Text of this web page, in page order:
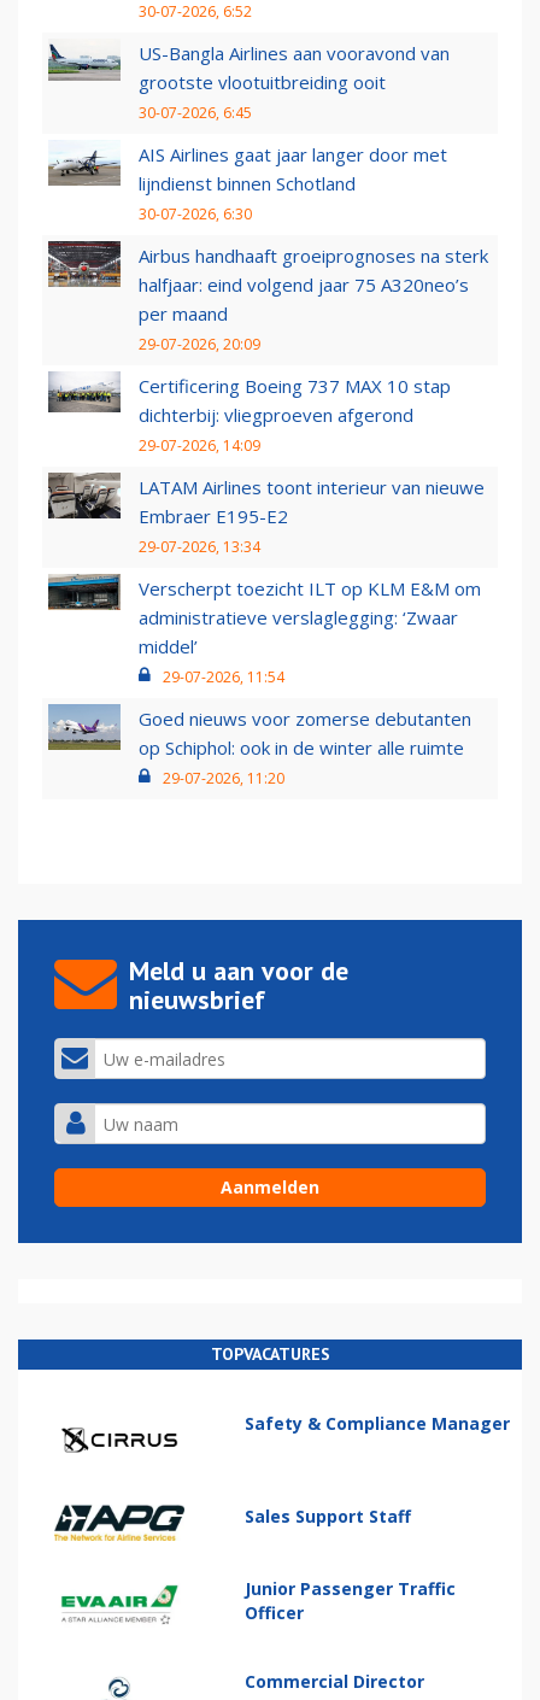
30-07-2026, 6:52
US-Bangla Airlines aan vooravond van
grootste vlootuitbreiding ooit
30-07-2026, 6:45
AIS Airlines gaat jaar langer door met
lijndienst binnen Schotland
30-07-2026, 6:30
Airbus handhaaft groeiprognoses na sterk
halfjaar: eind volgend jaar 75 A320neo’s
per maand
29-07-2026, 20:09
Certificering Boeing 737 MAX 10 stap
dichterbij: vliegproeven afgerond
29-07-2026, 14:09
LATAM Airlines toont interieur van nieuwe
Embraer E195-E2
29-07-2026, 13:34
Verscherpt toezicht ILT op KLM E&M om
administratieve verslaglegging: ‘Zwaar
middel’
29-07-2026, 11:54
Goed nieuws voor zomerse debutanten
op Schiphol: ook in de winter alle ruimte
29-07-2026, 11:20
Meld u aan voor de
nieuwsbrief
TOPVACATURES
Safety & Compliance Manager
Sales Support Staff
Junior Passenger Traffic
Officer
Commercial Director